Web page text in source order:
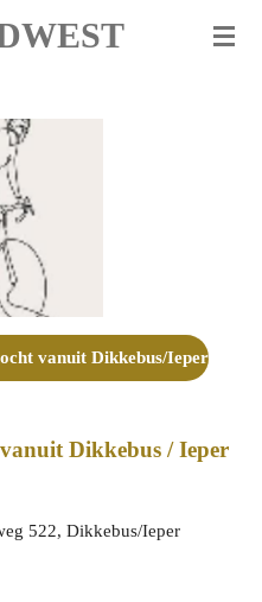
vanuit Dikkebus/Ieper
Dikkebus / Ieper
522, Dikkebus/Ieper